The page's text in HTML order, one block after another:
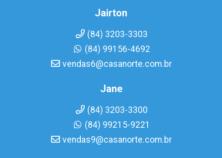
Jairton
(84) 3203-3303
(84) 99156-4692
vendas6@casanorte.com.br
Jane
(84) 3203-3300
(84) 99215-9221
vendas9@casanorte.com.br